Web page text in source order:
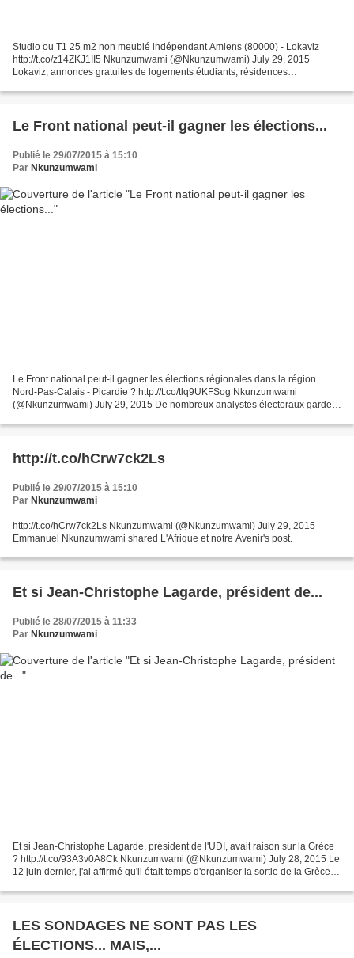
Studio ou T1 25 m2 non meublé indépendant Amiens (80000) - Lokaviz
http://t.co/z14ZKJ1II5 Nkunzumwami (@Nkunzumwami) July 29, 2015
Lokaviz, annonces gratuites de logements étudiants, résidences
Le Front national peut-il gagner les élections...
Publié le 29/07/2015 à 15:10
Par Nkunzumwami
Le Front national peut-il gagner les élections régionales dans la région
Nord-Pas-Calais - Picardie ? http://t.co/tlq9UKFSog Nkunzumwami
(@Nkunzumwami) July 29, 2015 De nombreux analystes électoraux gardent
http://t.co/hCrw7ck2Ls
Publié le 29/07/2015 à 15:10
Par Nkunzumwami
http://t.co/hCrw7ck2Ls Nkunzumwami (@Nkunzumwami) July 29, 2015
Emmanuel Nkunzumwami shared L'Afrique et notre Avenir's post.
Et si Jean-Christophe Lagarde, président de...
Publié le 28/07/2015 à 11:33
Par Nkunzumwami
Et si Jean-Christophe Lagarde, président de l'UDI, avait raison sur la Grèce
? http://t.co/93A3v0A8Ck Nkunzumwami (@Nkunzumwami) July 28, 2015 Le
12 juin dernier, j'ai affirmé qu'il était temps d'organiser la sortie de la Grèce
LES SONDAGES NE SONT PAS LES
ÉLECTIONS... MAIS,...